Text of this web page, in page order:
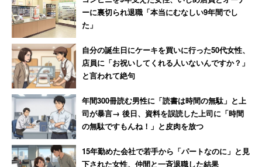
ーに裏切られ退職「本当にむなしい9年間でし
た」
自分の誕生日にケーキを買いに行った50代女性、
店員に「お祝いしてくれる人いないんですか？」
と言われて絶句
年間300冊読む男性に「読書は時間の無駄」と上
司が暴言→ 後日、資料を誤読した上司に「時間
の無駄ですもんね！」と皮肉を放つ
15年勤めた会社で若手から「パートなのに」と見
下された女性、仲間と一斉退職した結果